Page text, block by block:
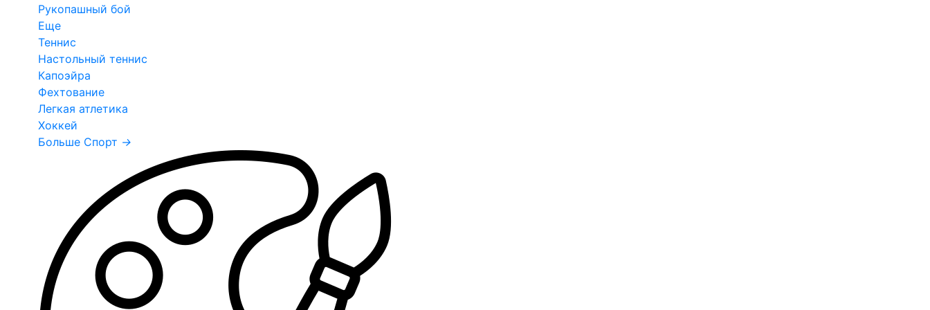
Рукопашный бой
Еще
Теннис
Настольный теннис
Капоэйра
Фехтование
Легкая атлетика
Хоккей
Больше Спорт →